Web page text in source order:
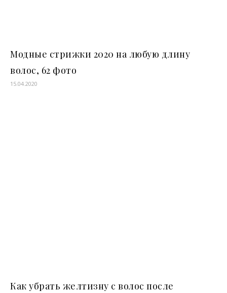
Модные стрижки 2020 на любую длину
волос, 62 фото
15.04.2020
Как убрать желтизну с волос после